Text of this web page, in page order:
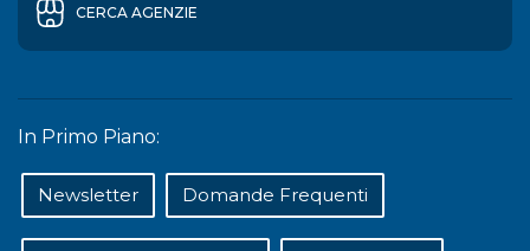
CERCA AGENZIE
In Primo Piano:
Newsletter Domande Frequenti